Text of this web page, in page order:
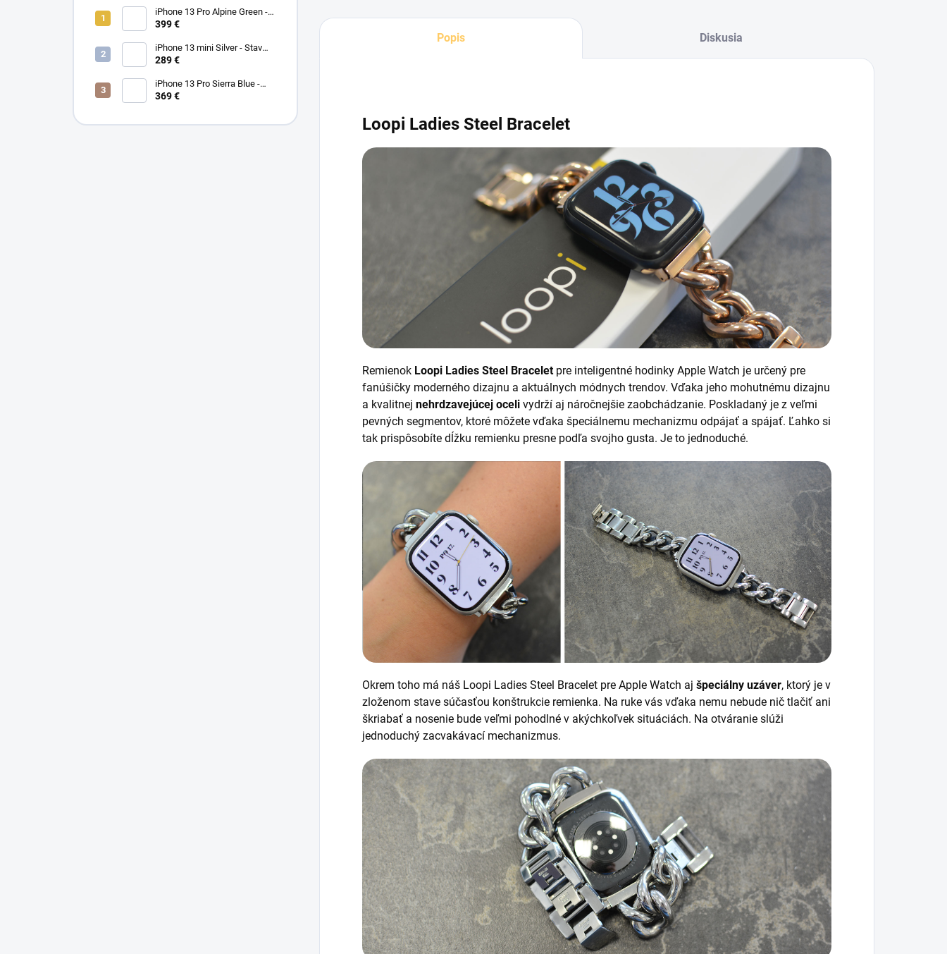
iPhone 13 Pro Alpine Green -
Stav PEKNÝ A/B 100%
399 €
iPhone 13 mini Silver - Stav
PEKNÝ A
289 €
iPhone 13 Pro Sierra Blue -
Stav PEKNÝ A/B
369 €
Popis Diskusia
Loopi Ladies Steel Bracelet
Remienok Loopi Ladies Steel Braceletpre inteligentné hodinky Apple Watch je určený pre
fanúšičky moderného dizajnu a aktuálnych módnych trendov. Vďaka jeho mohutnému dizajnu
a kvalitnej nehrdzavejúcej oceli vydrží aj náročnejšie zaobchádzanie. Poskladaný je z veľmi
pevných segmentov, ktoré môžete vďaka špeciálnemu mechanizmu odpájať a spájať. Ľahko si
tak prispôsobíte dĺžku remienku presne podľa svojho gusta. Je to jednoduché.
Okrem toho má náš Loopi Ladies Steel Bracelet pre Apple Watch aj špeciálny uzáver, ktorý je v
zloženom stave súčasťou konštrukcie remienka. Na ruke vás vďaka nemu nebude nič tlačiť ani
škriabať a nosenie bude veľmi pohodlné v akýchkoľvek situáciách. Na otváranie slúži
jednoduchý zacvakávací mechanizmus.